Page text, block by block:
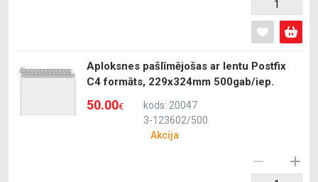
Aploksnes pašlīmējošas ar lentu Postfix
C4 formāts, 229x324mm 500gab/iep.
50.00€
kods: 20047
3-123602/500
Akcija